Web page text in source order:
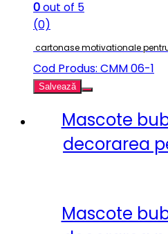
0out of 5
(0)
cartonase motivationale
Cod Produs: CMM 06-1
Salvează
Mascote
decorarea
Mascote